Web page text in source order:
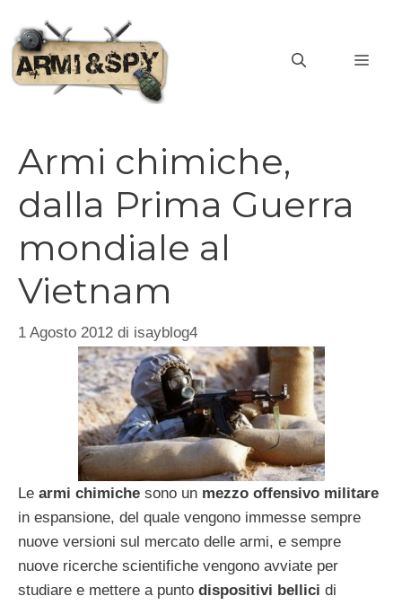
contenuto
Armi chimiche,
dalla Prima Guerra
mondiale al
Vietnam
1 Agosto 2012 di isayblog4
Le armi chimiche sono un mezzo offensivo militare
in espansione, del quale vengono immesse sempre
nuove versioni sul mercato delle armi, e sempre
nuove ricerche scientifiche vengono avviate per
studiare e mettere a punto dispositivi bellici di